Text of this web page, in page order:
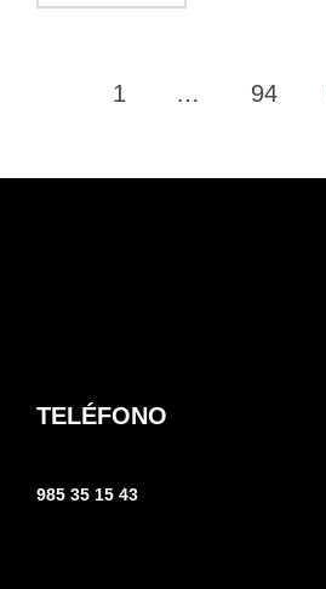
Paginación
1 … 94
TELÉFONO
985 35 15 43